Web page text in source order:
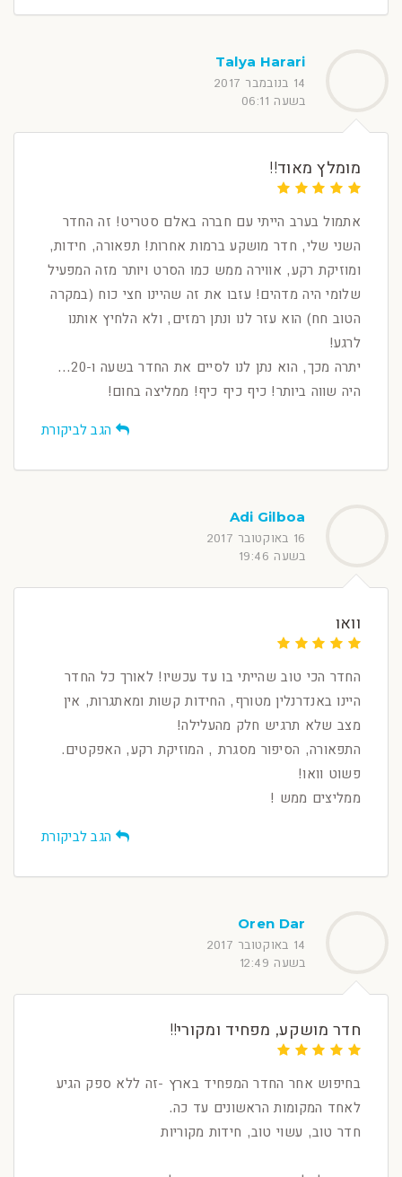
Talya Harari
14 בנובמבר 2017
בשעה 06:11
מומלץ מאוד!!
אתמול בערב הייתי עם חברה באלם סטריט! זה החדר
השני שלי, חדר מושקע ברמות אחרות! תפאורה, חידות,
ומוזיקת רקע, אווירה ממש כמו הסרט ויותר מזה המפעיל
שלומי היה מדהים! עזבו את זה שהיינו חצי כוח (במקרה
הטוב חח) הוא עזר לנו ונתן רמזים, ולא הלחיץ אותנו
לרגע!
יתרה מכך, הוא נתן לנו לסיים את החדר בשעה ו-20...
היה שווה ביותר! כיף כיף כיף! ממליצה בחום!
הגב לביקורת
Adi Gilboa
16 באוקטובר 2017
בשעה 19:46
וואו
החדר הכי טוב שהייתי בו עד עכשיו! לאורך כל החדר
היינו באנדרנלין מטורף, החידות קשות ומאתגרות, אין
מצב שלא תרגיש חלק מהעלילה!
התפאורה, הסיפור מסגרת , המוזיקת רקע, האפקטים.
פשוט וואו!
ממליצים ממש !
הגב לביקורת
Oren Dar
14 באוקטובר 2017
בשעה 12:49
חדר מושקע, מפחיד ומקורי!!
בחיפוש אחר החדר המפחיד בארץ -זה ללא ספק הגיע
לאחד המקומות הראשונים עד כה.
חדר טוב, עשוי טוב, חידות מקוריות